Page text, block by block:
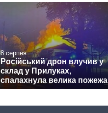
8 серпня
Російський дрон влучив у
склад у Прилуках,
спалахнула велика пожежа